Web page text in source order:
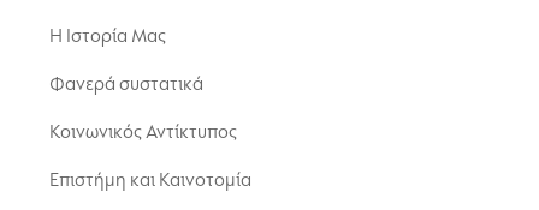
Η Ιστορία Μας
Φανερά συστατικά
Κοινωνικός Αντίκτυπος
Επιστήμη και Καινοτομία